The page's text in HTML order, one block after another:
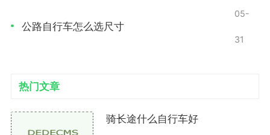
正确的坐姿
的状态，手肘微屈，帮助减震。
公路自行车怎么选尺寸
05-
31
热门文章
骑长途什么自行车好